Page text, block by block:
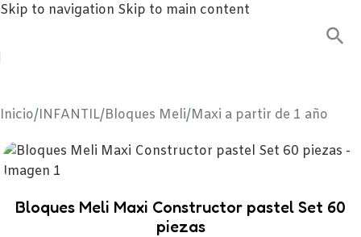
Skip to navigation Skip to main content
Inicio/INFANTIL/Bloques Meli/Maxi a partir de 1 año
Bloques Meli Maxi Constructor pastel Set 60
piezas